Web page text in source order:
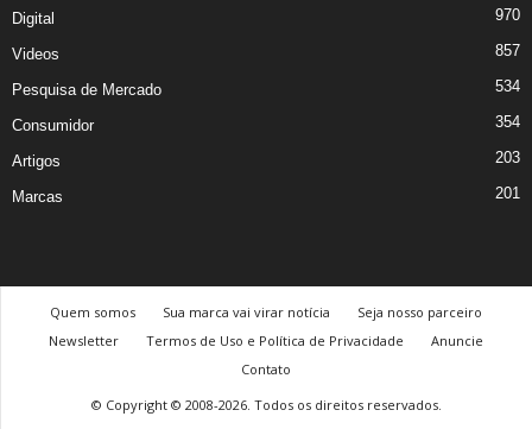
Digital 970
Videos 857
Pesquisa de Mercado 534
Consumidor 354
Artigos 203
Marcas 201
Quem somos Sua marca vai virar notícia
Seja nosso parceiro
Newsletter
Termos de Uso e Política de Privacidade
Anuncie
Contato
© Copyright © 2008-2026. Todos os direitos reservados.